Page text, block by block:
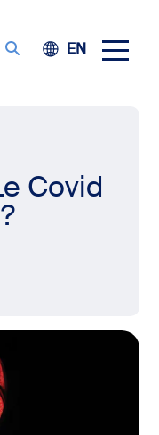
EN
Covid